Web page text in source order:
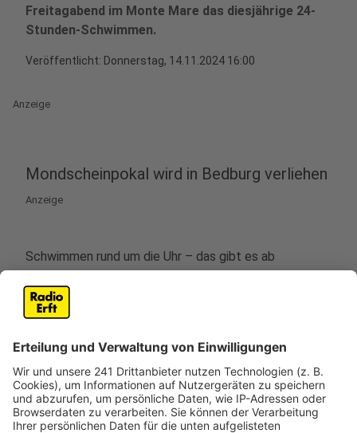
Freitagabend im Monte Mare das diesjährige 24-
Stunden-Schwimmen.
Veröffentlicht: Donnerstag, 14.11.2024 16:00
Anzeige
Mondscheinpokal wird in Bedburg verliehen
Anzeige
Schwimmen rund um die Uhr – das gibt es ab
Freitagabend in Bedburg. Hier startet dann im Monte
Mare das nächste 24-Stunden-Schwimmen. Ziel ist es,
innerhalb von einem Tag und einer Nacht möglichst
Bedburger Ortsgruppe der DLRG. Schwimmer dürfen
dabei aber jederzeit Pausen machen und das
Schwimmbad auch verlassen. Los geht die
Schwimmerei am 15. November um 18 Uhr.